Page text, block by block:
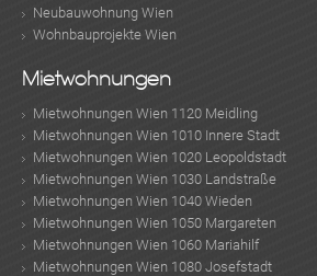
Neubauwohnung Wien
Wohnbauprojekte Wien
Mietwohnungen
Mietwohnungen Wien 1120 Meidling
Mietwohnungen Wien 1010 Innere Stadt
Mietwohnungen Wien 1020 Leopoldstadt
Mietwohnungen Wien 1030 Landstraße
Mietwohnungen Wien 1040 Wieden
Mietwohnungen Wien 1050 Margareten
Mietwohnungen Wien 1060 Mariahilf
Mietwohnungen Wien 1080 Josefstadt